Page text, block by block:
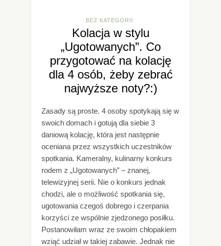
BEZ KATEGORII
Kolacja w stylu
„Ugotowanych”. Co
przygotować na kolację
dla 4 osób, żeby zebrać
najwyższe noty?:)
Zasady są proste. 4 osoby spotykają się w
swoich domach i gotują dla siebie 3
daniową kolację, która jest następnie
oceniana przez wszystkich uczestników
spotkania. Kameralny, kulinarny konkurs
rodem z „Ugotowanych” – znanej,
telewizyjnej serii. Nie o konkurs jednak
chodzi, ale o możliwość spotkania się,
ugotowania czegoś dobrego i czerpania
korzyści ze wspólnie zjedzonego posiłku.
Postanowiłam wraz ze swoim chłopakiem
wziąć udział w takiej zabawie. Jednak nie